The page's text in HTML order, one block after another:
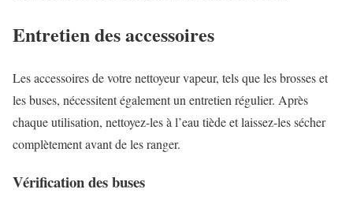
Entretien des accessoires
Les accessoires de votre nettoyeur vapeur, tels que les brosses et
les buses, nécessitent également un entretien régulier. Après
chaque utilisation, nettoyez-les à l’eau tiède et laissez-les sécher
complètement avant de les ranger.
Vérification des buses